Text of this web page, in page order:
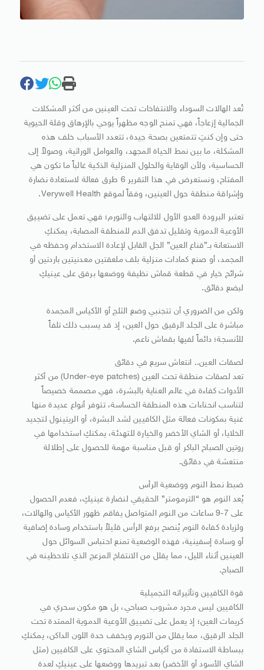
تُعد الهالات السوداء والانتفاخات تحت العينين من أكثر المشكلات
الجمالية إزعاجاً، فهي تمنح الوجه مظهراً يوحي بالإرهاق وقلة الحيوية
حتى وإن كنتِ تتمتعين بصحة جيدة، تتعدد الأسباب خلف هذه
المشكلة، ما بين نمط الحياة المجهد، والعوامل الوراثية، وصولاً إلى
الحساسية، ولأن الوقاية والحلول المنزلية الذكية غالباً ما تكون هي
المفتاح، ونستعرض في هذا التقرير 6 طرق فعالة لاستعادة نضارة
وإشراقة منطقة حول العينين، وفقاً لموقع Verywell Health.
تعتبر البرودة العدو الأول للالتهاب والتورم؛ فهي تعمل على تضييق
الأوعية الدموية وتقليل تدفق الدم للمنطقة المصابة، يمكنكِ
الاستعانة بـ”قناع العين” الجل القابل لإعادة الاستخدام وحفظه في
المجمد، أو صنع كمادات منزلية بلف ملعقتين معدنيتين باردتين أو
شرائح خيار في قطعة قماش نظيفة ووضعها برفق على عينيكِ
لبضع دقائق.
ولكن من الضروري أن تتجنبي وضع الثلج أو الأكياس المجمدة
مباشرة على الجلد الرقيق حول العين، إذ قد يسبب ذلك تلفاً
للأنسجة؛ دائماً لفيها بقماش ناعم.
لصقات العين.. انتعاش سريع في دقائق
تعد لصقات منطقة تحت العين (Under-eye patches) من أكثر
الأدوات كفاءة في عالم العناية بالبشرة، فهي مصممة خصيصاً
لتناسب انحناءات هذه المنطقة الحساسة، تتوفر أنواع عديدة منها
غنية بمكونات فعالة مثل الكافيين لشد البشرة، أو الريتينول لتجديد
الخلايا، أو الشاي الأخضر والخيارة للتهدئة، يمكنكِ استخدامها في
روتين الصباح الباكر أو قبل مناسبة مهمة للحصول على إطلالة
منتعشة في دقائق.
ضبط نمط النوم ووضعية الرأس
يُعد النوم هو “الترمومتر” الحقيقي لنضارة عينيكِ، فعدم الحصول
على 7-9 ساعات من النوم المتواصل يفاقم ظهور الأكياس والهالات،
ولزيادة كفاءة النوم يُنصح برفع الرأس قليلاً باستخدام وسادة إضافية
أو وسادة إسفينية، فهذه الوضعية تمنع احتباس السوائل حول
العينين أثناء الليل، مما يقلل من الانتفاخ المزعج الذي تلاحظينه في
الصباح.
قوة الكافيين وتأثيراته التجميلية
الكافيين ليس مجرد مشروب صباحي، بل هو مكون سحري في
كريمات العين؛ إذ يعمل على تضييق الأوعية الدموية الممتدة تحت
الجلد الرقيق، مما يقلل من التورم ويخفف حدة اللون الداكن، يمكنكِ
ببساطة الاستفادة من أكياس الشاي المحتوي على الكافيين (مثل
الشاي الأسود أو الأخضر) بعد تبريدها ووضعها على عينيكِ لعدة